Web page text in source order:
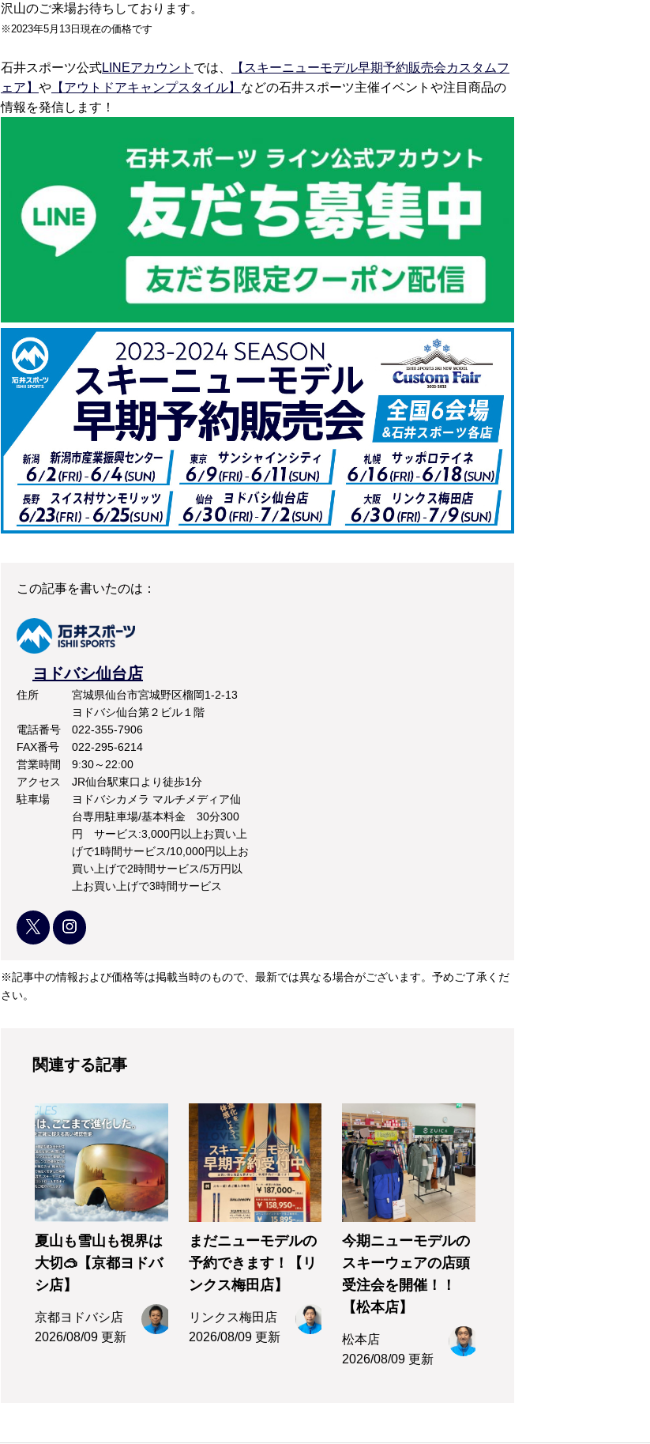
沢山のご来場お待ちしております。
※2023年5月13日現在の価格です
石井スポーツ公式LINEアカウント では、
【スキーニューモデル早期予約販売会カスタムフ
ェア】 や 【アウトドアキャンプスタイル】 などの石井スポーツ主催イベントや注目商品の
情報を発信します！
この記事を書いたのは：
ヨドバシ仙台店
住所
宮城県仙台市宮城野区榴岡1-2-13
ヨドバシ仙台第２ビル１階
電話番号
022-355-7906
FAX番号
022-295-6214
営業時間
9:30～22:00
アクセス
JR仙台駅東口より徒歩1分
駐車場
ヨドバシカメラ マルチメディア仙
台専用駐車場/基本料金 30分300
円 サービス:3,000円以上お買い上
げで1時間サービス/10,000円以上お
買い上げで2時間サービス/5万円以
上お買い上げで3時間サービス
※記事中の情報および価格等は掲載当時のもので、最新では異なる場合がございます。予めご了承くだ
さい。
関連する記事
夏山も雪山も視界は
大切🥽【京都ヨドバ
シ店】
京都ヨドバシ店
2026/08/09 更新
まだニューモデルの
予約できます！【リ
ンクス梅田店】
リンクス梅田店
2026/08/09 更新
今期ニューモデルの
スキーウェアの店頭
受注会を開催！！
【松本店】
松本店
2026/08/09 更新